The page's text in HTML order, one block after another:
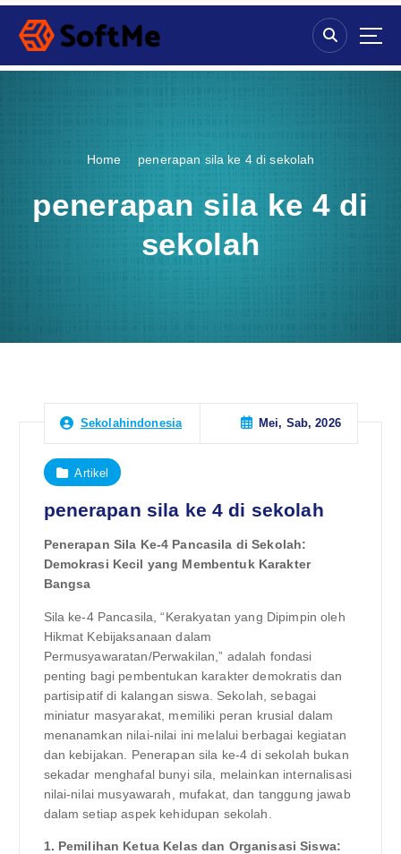
S
p
Home penerapan sila ke 4 di sekolah
penerapan sila ke 4 di
sekolah
Sekolahindonesia Mei, Sab, 2026
Artikel
penerapan sila ke 4 di sekolah
Penerapan Sila Ke-4 Pancasila di Sekolah:
Demokrasi Kecil yang Membentuk Karakter
Bangsa
Sila ke-4 Pancasila, “Kerakyatan yang Dipimpin oleh
Hikmat Kebijaksanaan dalam
Permusyawaratan/Perwakilan,” adalah fondasi
penting bagi pembentukan karakter demokratis dan
partisipatif di kalangan siswa. Sekolah, sebagai
miniatur masyarakat, memiliki peran krusial dalam
menanamkan nilai-nilai ini melalui berbagai kegiatan
dan kebijakan. Penerapan sila ke-4 di sekolah bukan
sekadar menghafal bunyi sila, melainkan internalisasi
nilai-nilai musyawarah, mufakat, dan tanggung jawab
dalam setiap aspek kehidupan sekolah.
1. Pemilihan Ketua Kelas dan Organisasi Siswa: